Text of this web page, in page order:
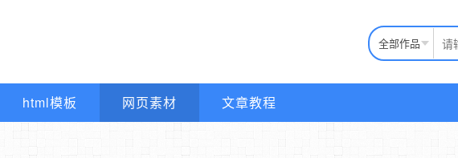
全部作品
html模板 网页素材 文章教程